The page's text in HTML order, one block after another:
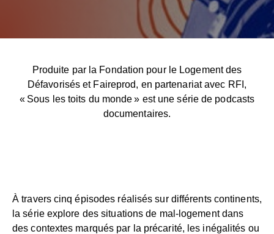
Produite par la Fondation pour le Logement des
Défavorisés et Faireprod, en partenariat avec RFI ,
« Sous les toits du monde » est une série de podcasts
documentaires.
À travers cinq épisodes réalisés sur différents continents,
la série explore des situations de mal-logement dans
des contextes marqués par la précarité, les inégalités ou